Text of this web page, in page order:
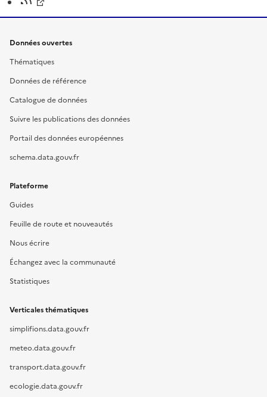
Données ouvertes
Thématiques
Données de référence
Catalogue de données
Suivre les publications des données
Portail des données européennes
schema.data.gouv.fr
Plateforme
Guides
Feuille de route et nouveautés
Nous écrire
Échangez avec la communauté
Statistiques
Verticales thématiques
simplifions.data.gouv.fr
meteo.data.gouv.fr
transport.data.gouv.fr
ecologie.data.gouv.fr